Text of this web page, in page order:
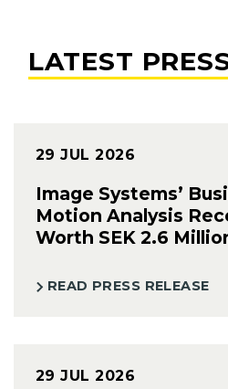
LATEST
29 JUL 2026
Image Systems’
Motion Analysis
Worth SEK 2.6
READ PRESS RELEASE
29 JUL 2026